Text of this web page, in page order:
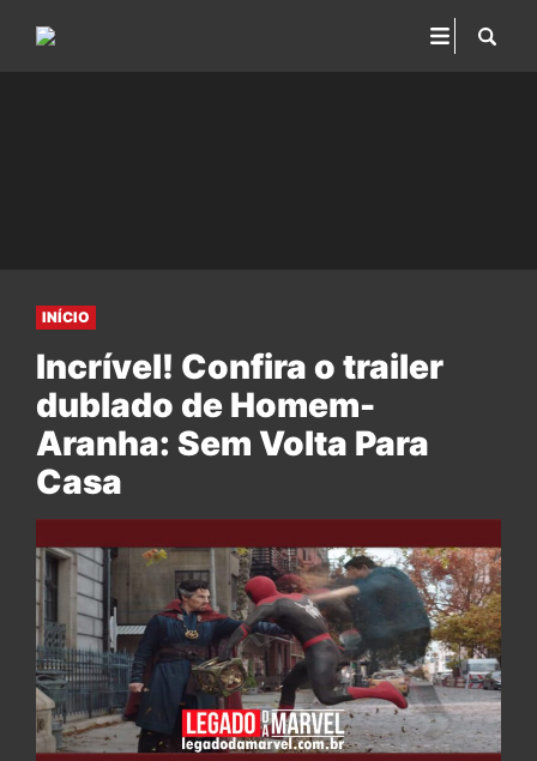
INÍCIO
Incrível! Confira o trailer
dublado de Homem-
Aranha: Sem Volta Para
Casa